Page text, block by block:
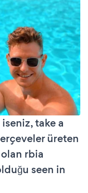
take a
üreten
rbia
seen in